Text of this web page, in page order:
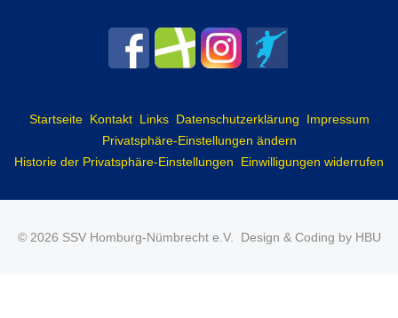
Startseite Kontakt Links Datenschutzerklärung
Impressum
Privatsphäre-Einstellungen ändern
Historie der Privatsphäre-Einstellungen
Einwilligungen widerrufen
© 2026 SSV Homburg-Nümbrecht e.V. Design & Coding by HBU